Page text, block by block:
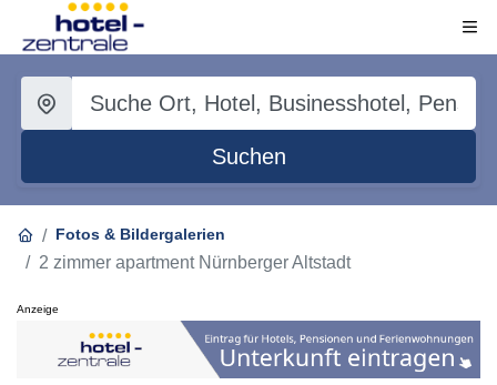
Suchen
Fotos & Bildergalerien
2 zimmer apartment Nürnberger Altstadt
Anzeige